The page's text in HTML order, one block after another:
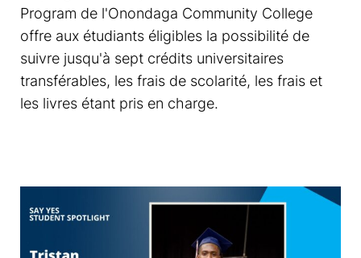
Program de l'Onondaga Community College
offre aux étudiants éligibles la possibilité de
suivre jusqu'à sept crédits universitaires
transférables, les frais de scolarité, les frais et
les livres étant pris en charge.